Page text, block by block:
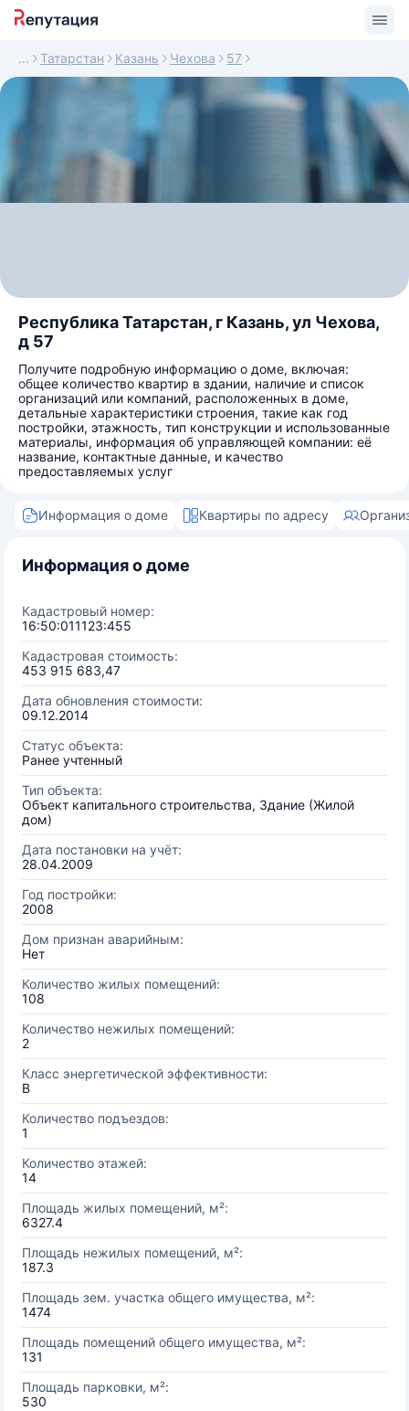
Татарстан Казань Чехова 57
Республика Татарстан, г Казань, ул Чехова,
д 57
Получите подробную информацию о доме, включая:
общее количество квартир в здании, наличие и список
организаций или компаний, расположенных в доме,
детальные характеристики строения, такие как год
постройки, этажность, тип конструкции и использованные
материалы, информация об управляющей компании: её
название, контактные данные, и качество
предоставляемых услуг
Информация о доме Квартиры по адресу
Информация о доме
Кадастровый номер:
16:50:011123:455
Кадастровая стоимость:
453 915 683,47
Дата обновления стоимости:
09.12.2014
Статус объекта:
Ранее учтенный
Тип объекта:
Объект капитального строительства, Здание (Жилой
дом)
Дата постановки на учёт:
28.04.2009
Год постройки:
2008
Дом признан аварийным:
Нет
Количество жилых помещений:
108
Количество нежилых помещений:
2
Класс энергетической эффективности:
B
Количество подъездов:
1
Количество этажей:
14
Площадь жилых помещений, м²:
6327.4
Площадь нежилых помещений, м²:
187.3
Площадь зем. участка общего имущества, м²:
1474
Площадь помещений общего имущества, м²:
131
Площадь парковки, м²:
530